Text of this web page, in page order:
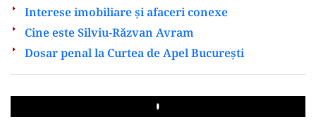
Interese imobiliare și afaceri conexe
Cine este Silviu-Răzvan Avram
Dosar penal la Curtea de Apel București
Play